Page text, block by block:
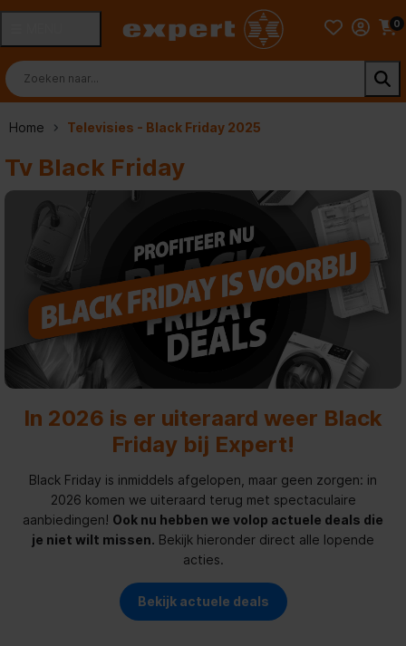
0
Home Televisies - Black Friday 2025
Tv Black Friday
In 2026 is er uiteraard weer Black
Friday bij Expert!
Black Friday is inmiddels afgelopen, maar geen zorgen: in
2026 komen we uiteraard terug met spectaculaire
aanbiedingen! Ook nu hebben we volop actuele deals die
je niet wilt missen. Bekijk hieronder direct alle lopende
acties.
Bekijk actuele deals